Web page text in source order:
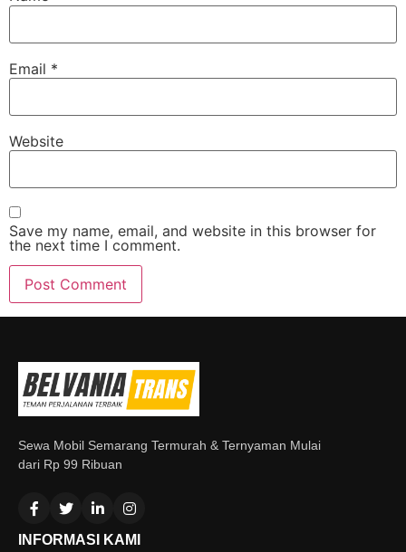
Email *
Website
Save my name, email, and website in this browser for
the next time I comment.
Sewa Mobil Semarang Termurah & Ternyaman Mulai
dari Rp 99 Ribuan
INFORMASI KAMI